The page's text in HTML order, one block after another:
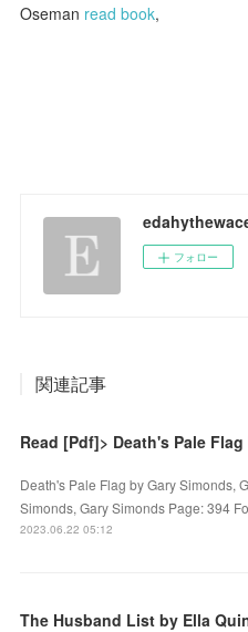
Oseman read book,
フォロー
関連記事
Death's Pale Flag by Gary Simonds,
Simonds, Gary Simonds Page: 394
2023.06.22 05:12
The Husband List by Ella